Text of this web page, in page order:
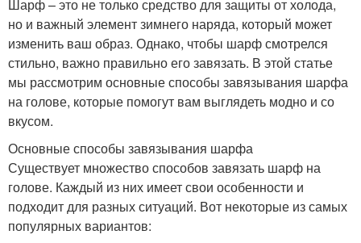
Шарф – это не только средство для защиты от холода,
но и важный элемент зимнего наряда, который может
изменить ваш образ. Однако, чтобы шарф смотрелся
стильно, важно правильно его завязать. В этой статье
мы рассмотрим основные способы завязывания шарфа
на голове, которые помогут вам выглядеть модно и со
вкусом.
Основные способы завязывания шарфа
Существует множество способов завязать шарф на
голове. Каждый из них имеет свои особенности и
подходит для разных ситуаций. Вот некоторые из самых
популярных вариантов: